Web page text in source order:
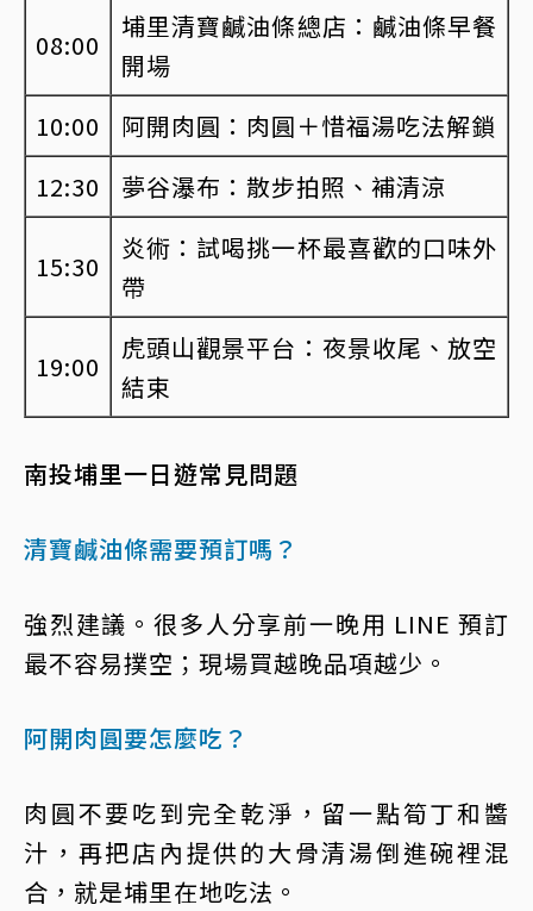
08:00
埔里清寶鹹油條總店：鹹油條早餐
開場
10:00
阿開肉圓：肉圓＋惜福湯吃法解鎖
12:30
夢谷瀑布：散步拍照、補清涼
15:30
炎術：試喝挑一杯最喜歡的口味外
帶
19:00
虎頭山觀景平台：夜景收尾、放空
結束
南投埔里一日遊常見問題
清寶鹹油條需要預訂嗎？
強烈建議。很多人分享前一晚用 LINE 預訂
最不容易撲空；現場買越晚品項越少。
阿開肉圓要怎麼吃？
肉圓不要吃到完全乾淨，留一點筍丁和醬
汁，再把店內提供的大骨清湯倒進碗裡混
合，就是埔里在地吃法。